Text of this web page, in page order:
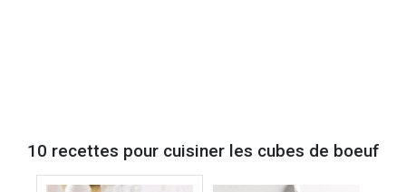
10 recettes pour cuisiner les cubes de boeuf